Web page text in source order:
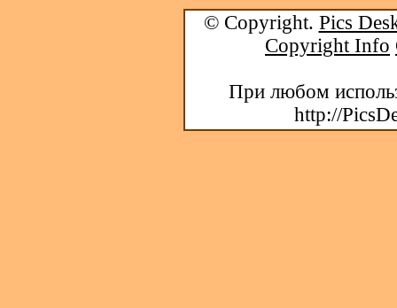
© Copyright. Pics
Copyright Info
При любом
http://